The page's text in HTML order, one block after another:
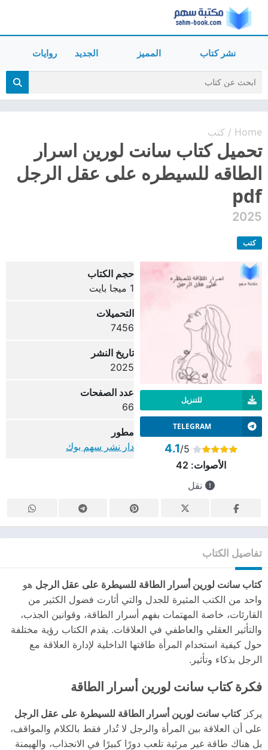
نشر كتاب المميز الجديد روايات
Home
/ كتب
تحميل كتاب سانت لورين اسرار
الطاقه للسيطره على عقل الرجل
pdf
2025
كتب
للتنزيل
TELEGRAM
4.1/5
الأصوات: 42
نقل
حجم الكتاب
1 ميجا بايت
التحميلات
7456
تاريخ النشر
2025
عدد الصفحات
66
مطور
دار نشر سهم بوك
تفاصيل الكتاب
كتاب سانت لورين أسرار الطاقة للسيطرة على عقل الرجل هو
واحد من الكتب المثيرة للجدل والتي أثارت فضول الكثير من
القارئات، خاصة المهتمات بفهم أسرار الطاقة، وقوانين الجذب،
والتأثير العقلي والعاطفي في العلاقات. يقدم الكتاب رؤية مختلفة
حول كيفية استخدام المرأة طاقتها الداخلية لإدارة العلاقة مع
الرجل بذكاء وتأثير.
فكرة كتاب سانت لورين أسرار الطاقة
يركزكتاب سانت لورين أسرار الطاقة للسيطرة على عقل الرجل
على أن العلاقة بين المرأة والرجل لا تُدار فقط بالكلام والمواقف،
بل هناك طاقة غير مرئية تلعب دورًا كبيرًا في الانجذاب، والهيمنة